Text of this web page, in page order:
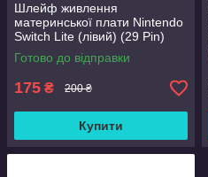
Шлейф живлення
материнської плати Nintendo
Switch Lite (лівий) (29 Pin)
(Оригінал)
Готово до відправки
175 ₴ 200 ₴
Купити